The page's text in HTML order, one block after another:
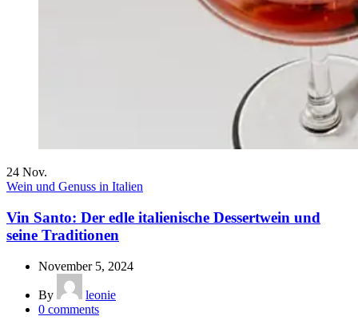
24 Nov.
Wein und Genuss in Italien
Vin Santo: Der edle italienische Dessertwein und
seine Traditionen
November 5, 2024
By
leonie
0 comments